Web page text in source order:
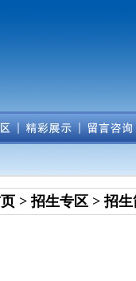
>招生专区 >招